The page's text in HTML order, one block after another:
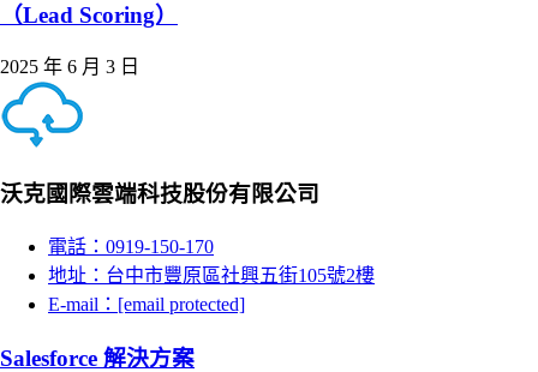
（Lead Scoring）
2025 年 6 月 3 日
沃克國際雲端科技股份有限公司
電話：0919-150-170
地址：台中市豐原區社興五街105號2樓
E-mail： [email protected]
Salesforce 解決方案